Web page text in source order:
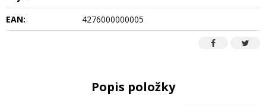
EAN:
4276000000005
Popis položky